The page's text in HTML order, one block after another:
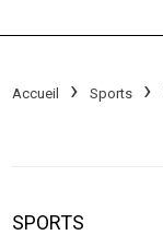
Accueil Sports
SPORTS